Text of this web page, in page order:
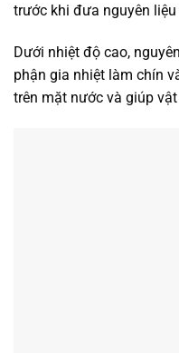
trước khi đưa nguyên
Dưới nhiệt độ cao,
phận gia nhiệt làm chín
trên mặt nước và giúp